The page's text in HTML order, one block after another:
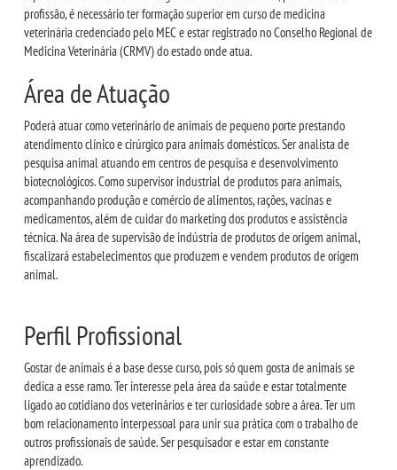
CORPO DOCENTE
ESTATUTOS
MANUAIS
PDI
POLÍTICAS
REGIMENTOS
REGULAMENTOS
LOGIN
profissão, é necessário ter formação superior em curso de medicina
veterinária credenciado pelo MEC e estar registrado no Conselho Regional de
Medicina Veterinária (CRMV) do estado onde atua.
Área de Atuação
Poderá atuar como veterinário de animais de pequeno porte prestando
atendimento clínico e cirúrgico para animais domésticos. Ser analista de
pesquisa animal atuando em centros de pesquisa e desenvolvimento
biotecnológicos. Como supervisor industrial de produtos para animais,
acompanhando produção e comércio de alimentos, rações, vacinas e
medicamentos, além de cuidar do marketing dos produtos e assistência
técnica. Na área de supervisão de indústria de produtos de origem animal,
fiscalizará estabelecimentos que produzem e vendem produtos de origem
animal.
Perfil Profissional
Gostar de animais é a base desse curso, pois só quem gosta de animais se
dedica a esse ramo. Ter interesse pela área da saúde e estar totalmente
ligado ao cotidiano dos veterinários e ter curiosidade sobre a área. Ter um
bom relacionamento interpessoal para unir sua prática com o trabalho de
outros profissionais de saúde. Ser pesquisador e estar em constante
aprendizado.